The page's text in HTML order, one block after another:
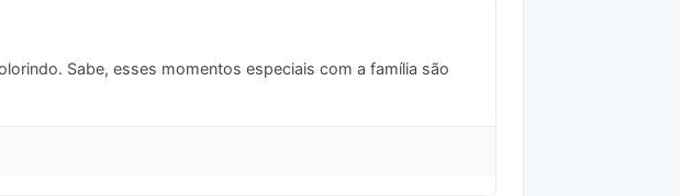
Sabe, esses momentos especiais com a família são